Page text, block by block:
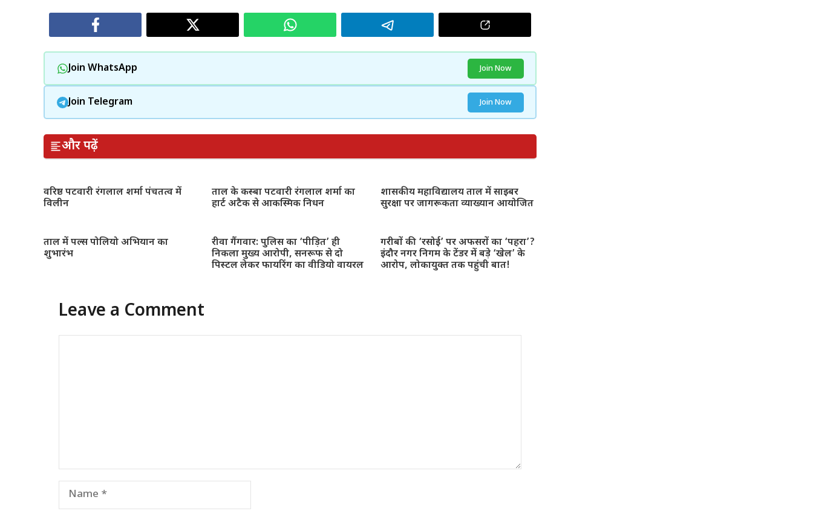
Join WhatsApp Join Now
Join Telegram Join Now
और पढ़ें
वरिष्ठ पटवारी रंगलाल शर्मा पंचतत्व में
विलीन
ताल के कस्बा पटवारी रंगलाल शर्मा का
हार्ट अटैक से आकस्मिक निधन
शासकीय महाविद्यालय ताल में साइबर
सुरक्षा पर जागरूकता व्याख्यान आयोजित
ताल में पल्स पोलियो अभियान का
शुभारंभ
रीवा गैंगवार: पुलिस का ‘पीड़ित’ ही
निकला मुख्य आरोपी, सनरूफ से दो
पिस्टल लेकर फायरिंग का वीडियो वायरल
गरीबों की ‘रसोई’ पर अफसरों का ‘पहरा’?
इंदौर नगर निगम के टेंडर में बड़े ‘खेल’ के
आरोप, लोकायुक्त तक पहुंची बात!
Leave a Comment
Name